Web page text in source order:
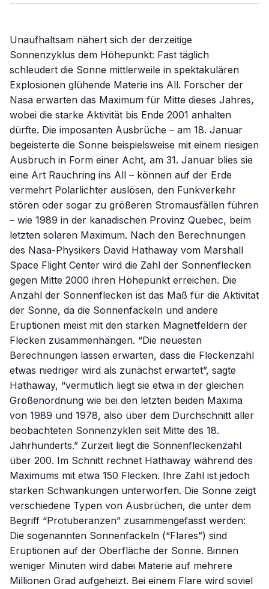
Unaufhaltsam nähert sich der derzeitige
Sonnenzyklus dem Höhepunkt: Fast täglich
schleudert die Sonne mittlerweile in spektakulären
Explosionen glühende Materie ins All. Forscher der
Nasa erwarten das Maximum für Mitte dieses Jahres,
wobei die starke Aktivität bis Ende 2001 anhalten
dürfte. Die imposanten Ausbrüche – am 18. Januar
begeisterte die Sonne beispielsweise mit einem riesigen
Ausbruch in Form einer Acht, am 31. Januar blies sie
eine Art Rauchring ins All – können auf der Erde
vermehrt Polarlichter auslösen, den Funkverkehr
stören oder sogar zu größeren Stromausfällen führen
– wie 1989 in der kanadischen Provinz Quebec, beim
letzten solaren Maximum. Nach den Berechnungen
des Nasa-Physikers David Hathaway vom Marshall
Space Flight Center wird die Zahl der Sonnenflecken
gegen Mitte 2000 ihren Höhepunkt erreichen. Die
Anzahl der Sonnenflecken ist das Maß für die Aktivität
der Sonne, da die Sonnenfackeln und andere
Eruptionen meist mit den starken Magnetfeldern der
Flecken zusammenhängen. “Die neuesten
Berechnungen lassen erwarten, dass die Fleckenzahl
etwas niedriger wird als zunächst erwartet”, sagte
Hathaway, “vermutlich liegt sie etwa in der gleichen
Größenordnung wie bei den letzten beiden Maxima
von 1989 und 1978, also über dem Durchschnitt aller
beobachteten Sonnenzyklen seit Mitte des 18.
Jahrhunderts.” Zurzeit liegt die Sonnenfleckenzahl
über 200. Im Schnitt rechnet Hathaway während des
Maximums mit etwa 150 Flecken. Ihre Zahl ist jedoch
starken Schwankungen unterworfen. Die Sonne zeigt
verschiedene Typen von Ausbrüchen, die unter dem
Begriff “Protuberanzen” zusammengefasst werden:
Die sogenannten Sonnenfackeln (“Flares”) sind
Eruptionen auf der Oberfläche der Sonne. Binnen
weniger Minuten wird dabei Materie auf mehrere
Millionen Grad aufgeheizt. Bei einem Flare wird soviel